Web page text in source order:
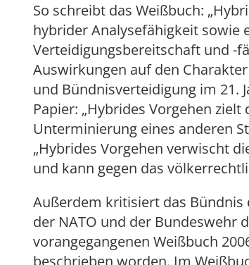
So schreibt das Weißbuch:
hybrider Analysefähigkeit sowie
Verteidigungsbereitschaft und -
Auswirkungen auf den
und Bündnisverteidigung im 21.
Papier: „Hybrides Vorgehen
Unterminierung eines anderen
„Hybrides Vorgehen verwischt
und kann gegen das
Außerdem kritisiert das
der NATO und der Bundeswehr
vorangegangenen Weißbuch